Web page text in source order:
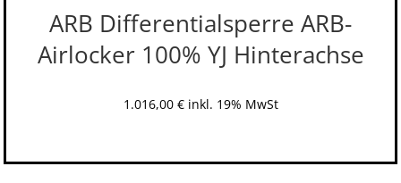
ARB Differentialsperre ARB-
Airlocker 100% YJ Hinterachse
1.016,00 € inkl. 19% MwSt